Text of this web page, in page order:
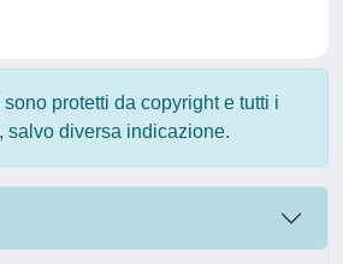
sono protetti da copyright e tutti i
salvo diversa indicazione.